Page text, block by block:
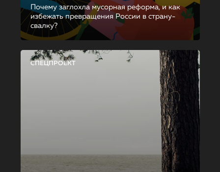
Почему заглохла мусорная реформа, и как
избежать превращения России в страну-
свалку?
СПЕЦПРОЕКТ